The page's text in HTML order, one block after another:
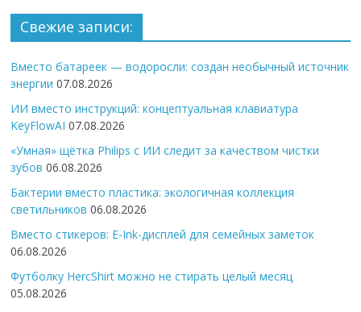
Свежие записи:
Вместо батареек — водоросли: создан необычный источник
энергии 07.08.2026
ИИ вместо инструкций: концептуальная клавиатура
KeyFlowAI 07.08.2026
«Умная» щётка Philips с ИИ следит за качеством чистки
зубов 06.08.2026
Бактерии вместо пластика: экологичная коллекция
светильников 06.08.2026
Вместо стикеров: E-Ink-дисплей для семейных заметок
06.08.2026
Футболку HercShirt можно не стирать целый месяц
05.08.2026